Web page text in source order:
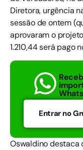
Diretora, urgência
sessão de ontem
aprovaram o
1.210,44 será pago
Entrar no
Oswaldino destaca